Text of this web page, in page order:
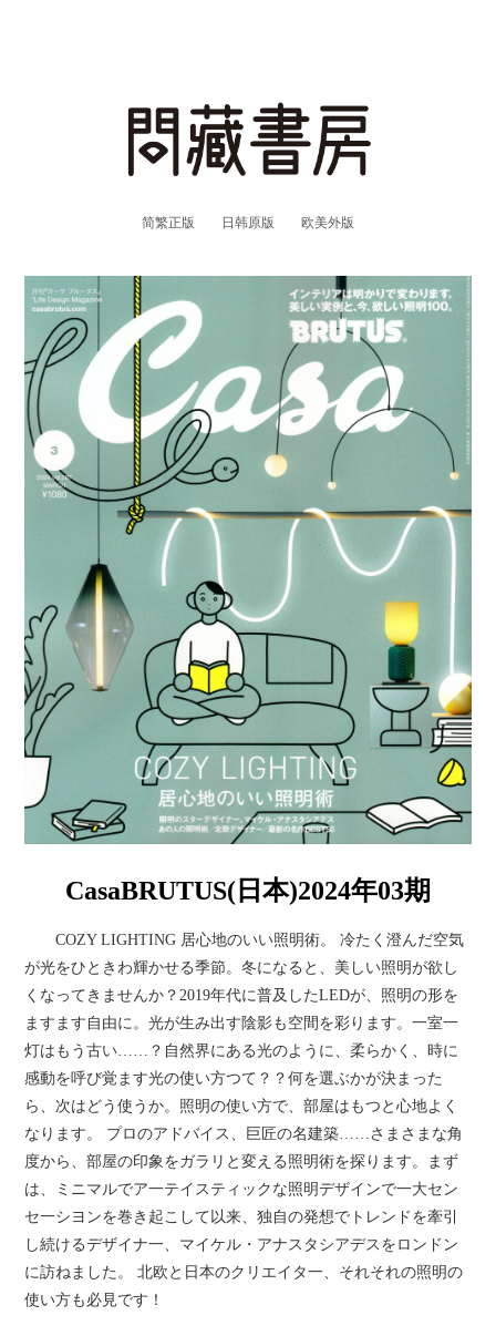
简繁正版 日韩原版 欧美外版
CasaBRUTUS(日本)2024年03期
COZY LIGHTING 居心地のいい照明術。 冷たく澄んだ空気
が光をひときわ輝かせる季節。冬になると、美しい照明が欲し
くなってきませんか？2019年代に普及したLEDが、照明の形を
ますます自由に。光が生み出す陰影も空間を彩ります。一室一
灯はもう古い……？自然界にある光のように、柔らかく、時に
感動を呼び覚ます光の使い方つて？？何を選ぶかが決まった
ら、次はどう使うか。照明の使い方で、部屋はもつと心地よく
なります。 プロのアドバイス、巨匠の名建築……さまさまな角
度から、部屋の印象をガラリと変える照明術を探ります。まず
は、ミニマルでア一テイスティックな照明デザインで一大セン
セ一シヨンを巻き起こして以来、独自の発想でトレンドを牽引
し続けるデザイナ一、マイケル・アナスタシアデスをロンドン
に訪ねました。 北欧と日本のクリエイタ一、それそれの照明の
使い方も必見です！